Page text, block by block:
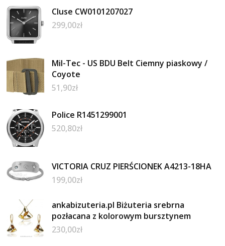
Cluse CW0101207027
299,00zł
Mil-Tec - US BDU Belt Ciemny piaskowy /
Coyote
51,90zł
Police R1451299001
520,80zł
VICTORIA CRUZ PIERŚCIONEK A4213-18HA
199,00zł
ankabizuteria.pl Biżuteria srebrna
pozłacana z kolorowym bursztynem
230,00zł